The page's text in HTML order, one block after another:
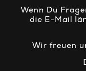
Wenn Du
die E-Mail
Wir freuen